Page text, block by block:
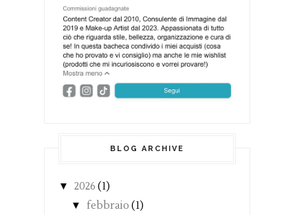
BLOG ARCHIVE
▼ 2026 (1)
▼ febbraio (1)